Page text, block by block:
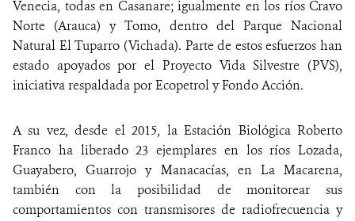
Venecia, todas en Casanare; igualmente en los ríos Cravo
Norte (Arauca) y Tomo, dentro del Parque Nacional
Natural El Tuparro (Vichada). Parte de estos esfuerzos han
estado apoyados por el Proyecto Vida Silvestre (PVS),
iniciativa respaldada por Ecopetrol y Fondo Acción.
A su vez, desde el 2015, la Estación Biológica Roberto
Franco ha liberado 23 ejemplares en los ríos Lozada,
Guayabero, Guarrojo y Manacacías, en La Macarena,
también con la posibilidad de monitorear sus
comportamientos con transmisores de radiofrecuencia y